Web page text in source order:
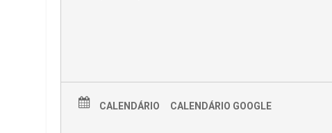
CALENDÁRIO CALENDÁRIO GOOGLE